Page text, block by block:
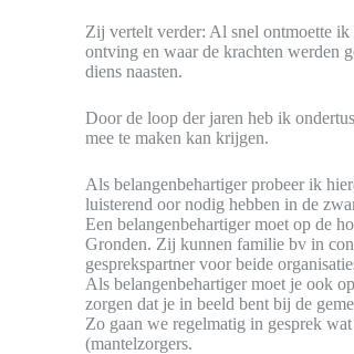
Zij vertelt verder: Al snel ontmoette
ontving en waar de krachten werden
diens naasten.
Door de loop der jaren heb ik
mee te maken kan krijgen.
Als belangenbehartiger probeer ik
luisterend oor nodig hebben in de
Een belangenbehartiger moet op de
Gronden. Zij kunnen familie bv in
gesprekspartner voor beide
Als belangenbehartiger moet je ook
zorgen dat je in beeld bent bij de
Zo gaan we regelmatig in gesprek
(mantelzorgers.